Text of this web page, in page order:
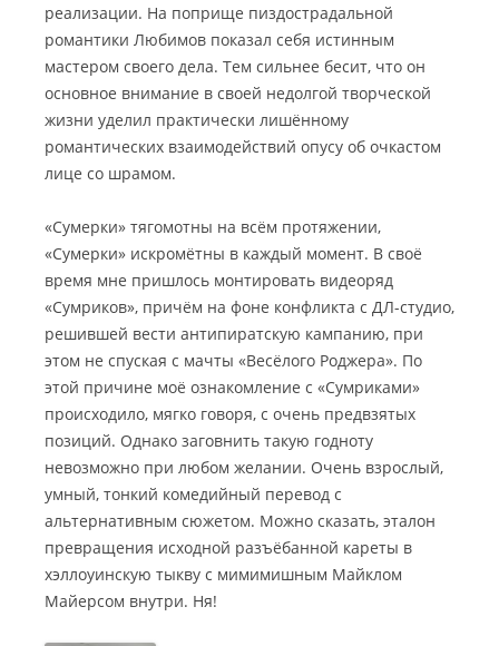
реализации. На поприще пиздострадальной
романтики Любимов показал себя истинным
мастером своего дела. Тем сильнее бесит, что он
основное внимание в своей недолгой творческой
жизни уделил практически лишённому
романтических взаимодействий опусу об очкастом
лице со шрамом.
«Сумерки» тягомотны на всём протяжении,
«Сумерки» искромётны в каждый момент. В своё
время мне пришлось монтировать видеоряд
«Сумриков», причём на фоне конфликта с ДЛ-студио,
решившей вести антипиратскую кампанию, при
этом не спуская с мачты «Весёлого Роджера». По
этой причине моё ознакомление с «Сумриками»
происходило, мягко говоря, с очень предвзятых
позиций. Однако заговнить такую годноту
невозможно при любом желании. Очень взрослый,
умный, тонкий комедийный перевод с
альтернативным сюжетом. Можно сказать, эталон
превращения исходной разъёбанной кареты в
хэллоуинскую тыкву с мимимишным Майклом
Майерсом внутри. Ня!